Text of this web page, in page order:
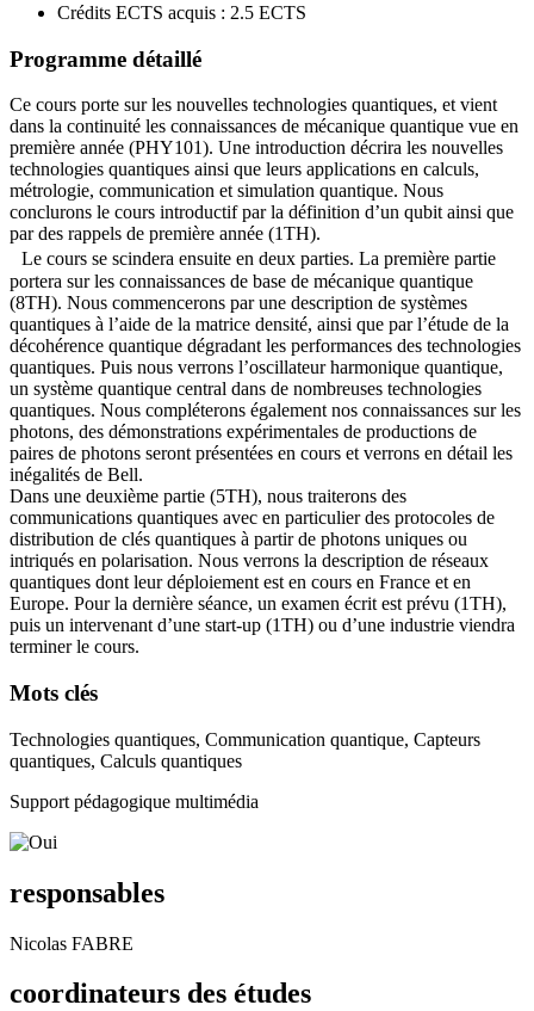
Crédits ECTS acquis : 2.5 ECTS
Programme détaillé
Ce cours porte sur les nouvelles technologies quantiques, et vient
dans la continuité les connaissances de mécanique quantique vue en
première année (PHY101). Une introduction décrira les nouvelles
technologies quantiques ainsi que leurs applications en calculs,
métrologie, communication et simulation quantique. Nous
conclurons le cours introductif par la définition d’un qubit ainsi que
par des rappels de première année (1TH).
Le cours se scindera ensuite en deux parties. La première partie
portera sur les connaissances de base de mécanique quantique
(8TH). Nous commencerons par une description de systèmes
quantiques à l’aide de la matrice densité, ainsi que par l’étude de la
décohérence quantique dégradant les performances des technologies
quantiques. Puis nous verrons l’oscillateur harmonique quantique,
un système quantique central dans de nombreuses technologies
quantiques. Nous compléterons également nos connaissances sur les
photons, des démonstrations expérimentales de productions de
paires de photons seront présentées en cours et verrons en détail les
inégalités de Bell.
Dans une deuxième partie (5TH), nous traiterons des
communications quantiques avec en particulier des protocoles de
distribution de clés quantiques à partir de photons uniques ou
intriqués en polarisation. Nous verrons la description de réseaux
quantiques dont leur déploiement est en cours en France et en
Europe. Pour la dernière séance, un examen écrit est prévu (1TH),
puis un intervenant d’une start-up (1TH) ou d’une industrie viendra
terminer le cours.
Mots clés
Technologies quantiques, Communication quantique, Capteurs
quantiques, Calculs quantiques
Support pédagogique multimédia
responsables
Nicolas FABRE
coordinateurs des études